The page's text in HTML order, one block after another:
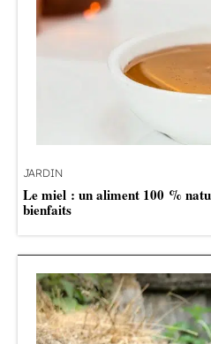
JARDIN
Le miel : un aliment 100 %
bienfaits